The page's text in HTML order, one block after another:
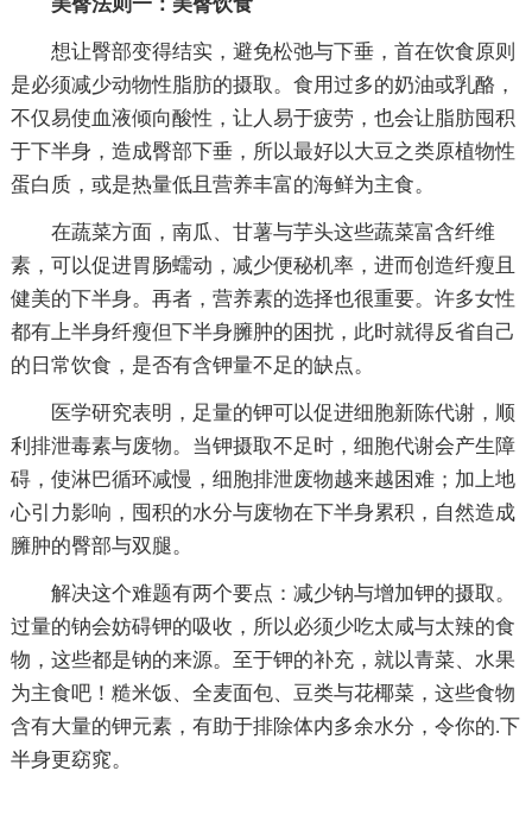
想让臀部变得结实，避免松弛与下垂，首在饮食原则
是必须减少动物性脂肪的摄取。食用过多的奶油或乳酪，
不仅易使血液倾向酸性，让人易于疲劳，也会让脂肪囤积
于下半身，造成臀部下垂，所以最好以大豆之类原植物性
蛋白质，或是热量低且营养丰富的海鲜为主食。
在蔬菜方面，南瓜、甘薯与芋头这些蔬菜富含纤维
素，可以促进胃肠蠕动，减少便秘机率，进而创造纤瘦且
健美的下半身。再者，营养素的选择也很重要。许多女性
都有上半身纤瘦但下半身臃肿的困扰，此时就得反省自己
的日常饮食，是否有含钾量不足的缺点。
医学研究表明，足量的钾可以促进细胞新陈代谢，顺
利排泄毒素与废物。当钾摄取不足时，细胞代谢会产生障
碍，使淋巴循环减慢，细胞排泄废物越来越困难；加上地
心引力影响，囤积的水分与废物在下半身累积，自然造成
臃肿的臀部与双腿。
解决这个难题有两个要点：减少钠与增加钾的摄取。
过量的钠会妨碍钾的吸收，所以必须少吃太咸与太辣的食
物，这些都是钠的来源。至于钾的补充，就以青菜、水果
为主食吧！糙米饭、全麦面包、豆类与花椰菜，这些食物
含有大量的钾元素，有助于排除体内多余水分，令你的.下
半身更窈窕。